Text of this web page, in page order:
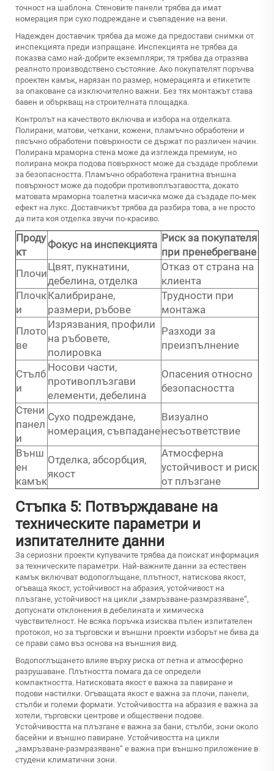
точност на шаблона. Стеновите панели трябва да имат
номерация при сухо подреждане и съвпадение на вени.
Надежден доставчик трябва да може да предостави снимки от
инспекцията преди изпращане. Инспекцията не трябва да
показва само най-добрите екземпляри; тя трябва да отразява
реалното производствено състояние. Ако покупателят поръчва
проектен камък, нарязан по размер, номерацията и етикетите
за опаковане са изключително важни. Без тях монтажът става
бавен и объркващ на строителната площадка.
Контролът на качеството включва и избора на отделката.
Полирани, матови, четкани, кожени, пламъчно обработени и
пясъчно обработени повърхности се държат по различен начин.
Полирана мраморна стена може да изглежда премиум, но
полирана мокра подова повърхност може да създаде проблеми
за безопасността. Пламъчно обработена гранитна външна
повърхност може да подобри противоплъзгавостта, докато
матовата мраморна тоалетна масичка може да създаде по-мек
ефект на лукс. Доставчикът трябва да разбира това, а не просто
да пита коя отделка звучи по-красиво.
Проду
кт
Фокус на инспекцията
Риск за покупателя
при пренебрегване
Плочи
Цвят, пукнатини,
дебелина, отделка
Отказ от страна на
клиента
Плочк
и
Калибриране,
размери, ръбове
Трудности при
монтажа
Плото
ве
Изрязвания, профили
на ръбовете,
полировка
Разходи за
преизпълнение
Стълб
и
Носови части,
противоплъзгави
елементи, дебелина
Опасения относно
безопасността
Стени
панел
и
Сухо подреждане,
номерация, съвпадане
Визуално
несъответствие
Външ
ен
камък
Отделка, абсорбция,
якост
Атмосферна
устойчивост и риск
от плъзгане
Стъпка 5: Потвърждаване на
техническите параметри и
изпитателните данни
За сериозни проекти купувачите трябва да поискат информация
за техническите параметри. Най-важните данни за естествен
камък включват водопоглъщане, плътност, натискова якост,
огъваща якост, устойчивост на абразия, устойчивост на
плъзгане, устойчивост на цикли „замръзване-размразяване“,
допуснати отклонения в дебелината и химическа
чувствителност. Не всяка поръчка изисква пълен изпитателен
протокол, но за търговски и външни проекти изборът не бива да
се прави само въз основа на външния вид.
Водопоглъщането влияе върху риска от петна и атмосферно
разрушаване. Плътността помага да се определи
компактността. Натисковата якост е важна за павиране и
подови настилки. Огъващата якост е важна за плочи, панели,
стълби и големи формати. Устойчивостта на абразия е важна за
хотели, търговски центрове и обществени подове.
Устойчивостта на плъзгане е важна за бани, стълби, зони около
басейни и външно павиране. Устойчивостта на цикли
„замръзване-размразяване“ е важна при външно приложение в
студени климатични зони.